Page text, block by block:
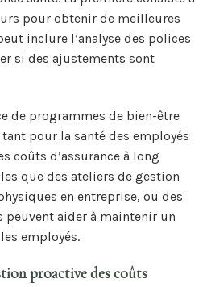
pour obtenir de meilleures
inclure l’analyse des polices
si des ajustements sont
de programmes de bien-être
pour la santé des employés
coûts d’assurance à long
que des ateliers de gestion
en entreprise, ou des
peuvent aider à maintenir un
employés.
proactive des coûts